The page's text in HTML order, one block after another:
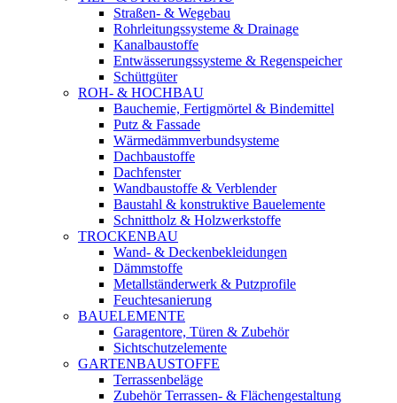
Straßen- & Wegebau
Rohrleitungssysteme & Drainage
Kanalbaustoffe
Entwässerungssysteme & Regenspeicher
Schüttgüter
ROH- & HOCHBAU
Bauchemie, Fertigmörtel & Bindemittel
Putz & Fassade
Wärmedämmverbundsysteme
Dachbaustoffe
Dachfenster
Wandbaustoffe & Verblender
Baustahl & konstruktive Bauelemente
Schnittholz & Holzwerkstoffe
TROCKENBAU
Wand- & Deckenbekleidungen
Dämmstoffe
Metallständerwerk & Putzprofile
Feuchtesanierung
BAUELEMENTE
Garagentore, Türen & Zubehör
Sichtschutzelemente
GARTENBAUSTOFFE
Terrassenbeläge
Zubehör Terrassen- & Flächengestaltung